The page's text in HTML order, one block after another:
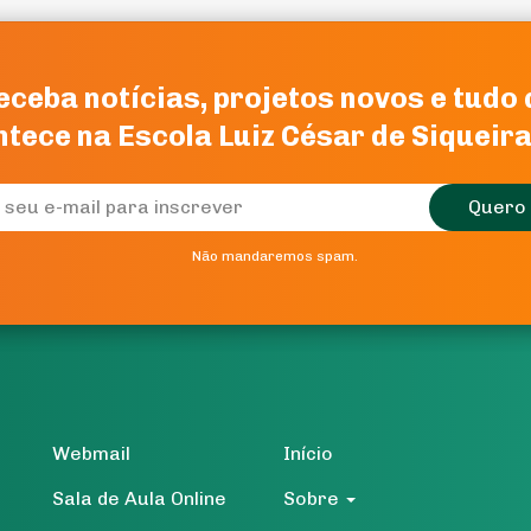
notícias, projetos novos e tudo
na Escola Luiz César de
Não mandaremos spam.
notícias, projetos novos e tudo
na Escola Luiz César de
Não mandaremos spam.
Webmail
Sala de Aula Online
Início
Sobre